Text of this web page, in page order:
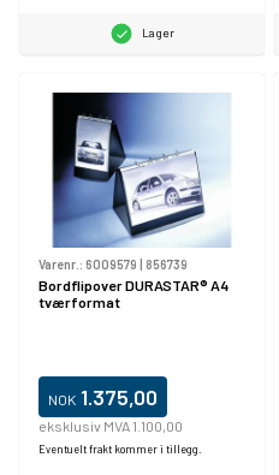
Lager
Varenr.: 6009579 | 856739
Bordflipover DURASTAR® A4
tværformat
NOK 1.375,00
eksklusiv MVA 1.100,00
Eventuelt frakt kommer i tillegg.